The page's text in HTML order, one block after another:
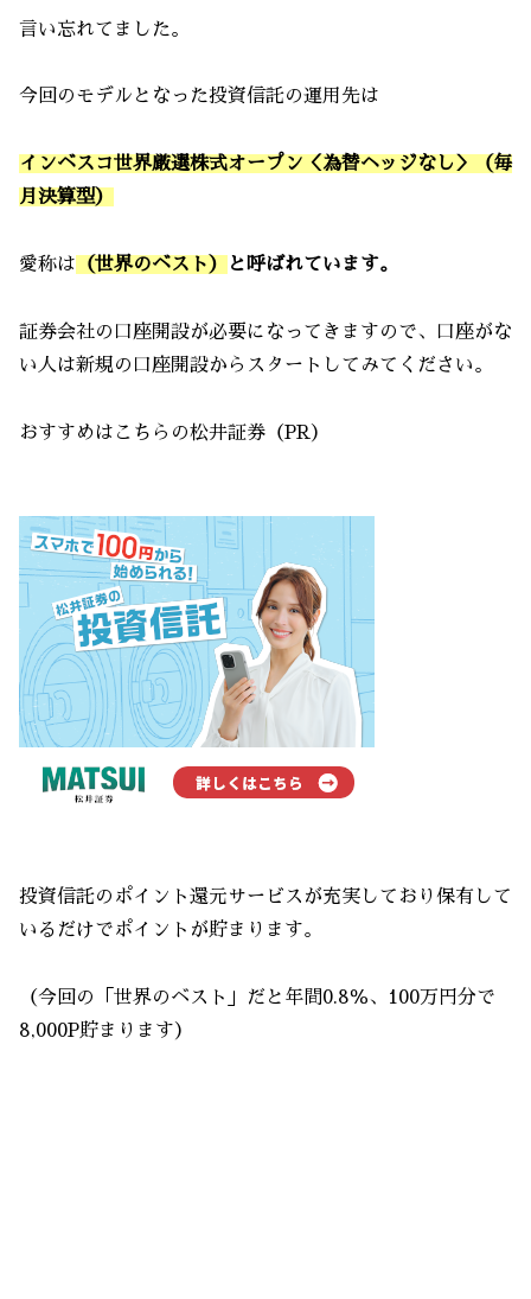
言い忘れてました。
今回のモデルとなった投資信託の運用先は
インベスコ世界厳選株式オープン＜為替ヘッジなし＞（毎
月決算型）
愛称は （世界のベスト） と呼ばれています。
証券会社の口座開設が必要になってきますので、口座がな
い人は新規の口座開設からスタートしてみてください。
おすすめはこちらの松井証券（PR）
投資信託のポイント還元サービスが充実しており保有して
いるだけでポイントが貯まります。
（今回の「世界のベスト」だと年間0.8％、100万円分で
8,000P貯まります）